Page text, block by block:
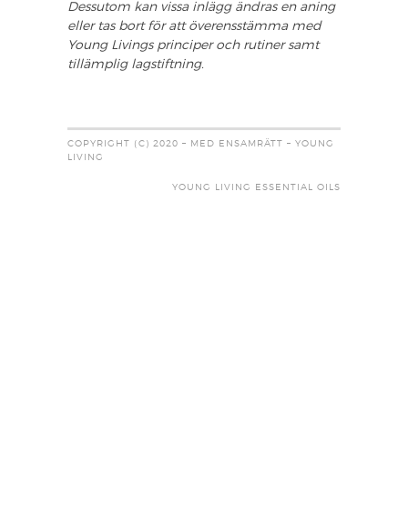
Dessutom kan vissa inlägg ändras en aning
eller tas bort för att överensstämma med
Young Livings principer och rutiner samt
tillämplig lagstiftning.
COPYRIGHT (C) 2020 – MED ENSAMRÄTT – YOUNG
LIVING
YOUNG LIVING ESSENTIAL OILS